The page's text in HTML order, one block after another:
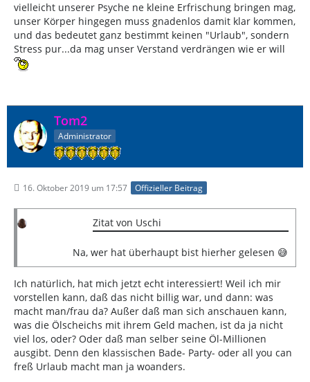
vielleicht unserer Psyche ne kleine Erfrischung bringen mag,
unser Körper hingegen muss gnadenlos damit klar kommen,
und das bedeutet ganz bestimmt keinen "Urlaub", sondern
Stress pur...da mag unser Verstand verdrängen wie er will
Tom2
Administrator
16. Oktober 2019 um 17:57 Offizieller Beitrag
Zitat von Uschi
Na, wer hat überhaupt bist hierher gelesen 😅
Ich natürlich, hat mich jetzt echt interessiert! Weil ich mir
vorstellen kann, daß das nicht billig war, und dann: was
macht man/frau da? Außer daß man sich anschauen kann,
was die Ölscheichs mit ihrem Geld machen, ist da ja nicht
viel los, oder? Oder daß man selber seine Öl-Millionen
ausgibt. Denn den klassischen Bade- Party- oder all you can
freß Urlaub macht man ja woanders.